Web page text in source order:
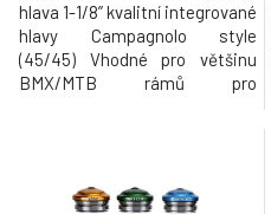
hlava 1-1/8” kvalitní integrované
hlavy Campagnolo style
(45/45) Vhodné pro většinu
BMX/MTB rámů pro
miska systém Cane Creek